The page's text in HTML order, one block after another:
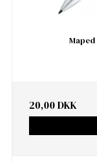
20,00 DKK